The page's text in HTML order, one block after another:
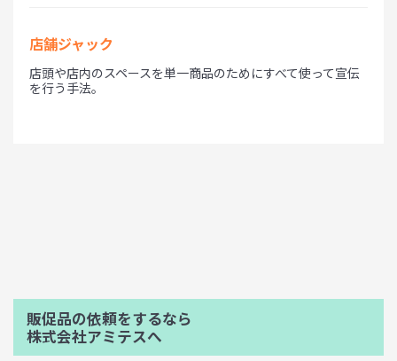
店舗ジャック
店頭や店内のスペースを単一商品のためにすべて使って宣伝
を行う手法。
販促品の依頼をするなら
株式会社アミテスへ